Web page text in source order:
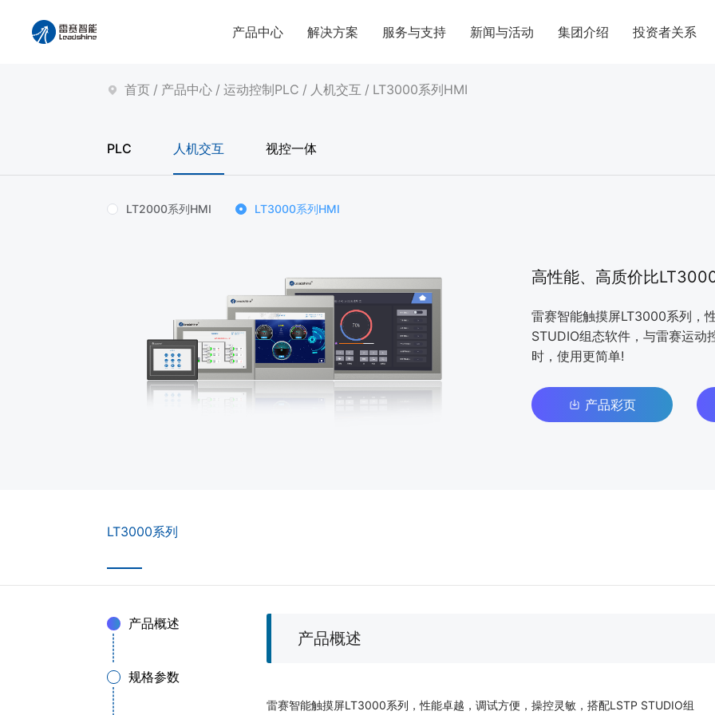
产品中心 解决方案 服务与支持 新闻与活动 集团介绍 投资者关系
首页 / 产品中心 / 运动控制PLC / 人机交互 / LT3000系列HMI
PLC 人机交互 视控一体
LT2000系列HMI LT3000系列HMI
高性能、高质价比
雷赛智能触摸屏LT3000系列，
STUDIO组态软件，与雷赛运动
时，使用更简单!
产品彩页
LT3000系列
产品概述
规格参数
产品概述
雷赛智能触摸屏LT3000系列，性能卓越，调试方便，操控灵敏，搭配LSTP STUDIO组